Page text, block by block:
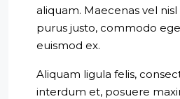
aliquam. Maecenas vel
purus justo, commodo
euismod ex.
Aliquam ligula felis,
interdum et, posuere